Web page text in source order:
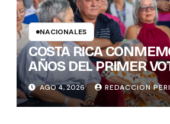
NACIONALES
COSTA RICA
AÑOS DEL PRIMER
MUJERES , INAMU
HOMENAJE A UNA DE
PRIMERAS MUJERES
AGO 4, 2026 REDACCION